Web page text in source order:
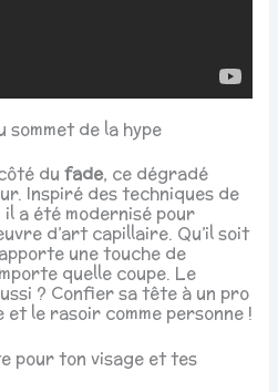
de la hype
dufade, ce dégradé
Inspiré des techniques de
a été modernisé pour
d’art capillaire. Qu’il soit
une touche de
quelle coupe. Le
? Confier sa tête à un pro
le rasoir comme personne !
pour ton visage et tes